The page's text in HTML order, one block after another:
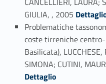
GIULIA, , 2005 Link identifier #identifier_person_97084-63
Problematiche
coste tirreniche
Basilicata), LUCCHESE,
SIMONA; CUTINI,
Dettaglio